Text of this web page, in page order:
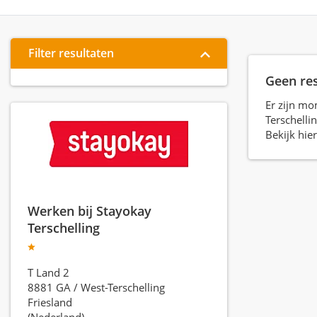
Filter resultaten
Werken bij Stayokay
Terschelling
T Land 2
8881 GA / West-Terschelling
Friesland
Geen
Er zijn
Bekijk